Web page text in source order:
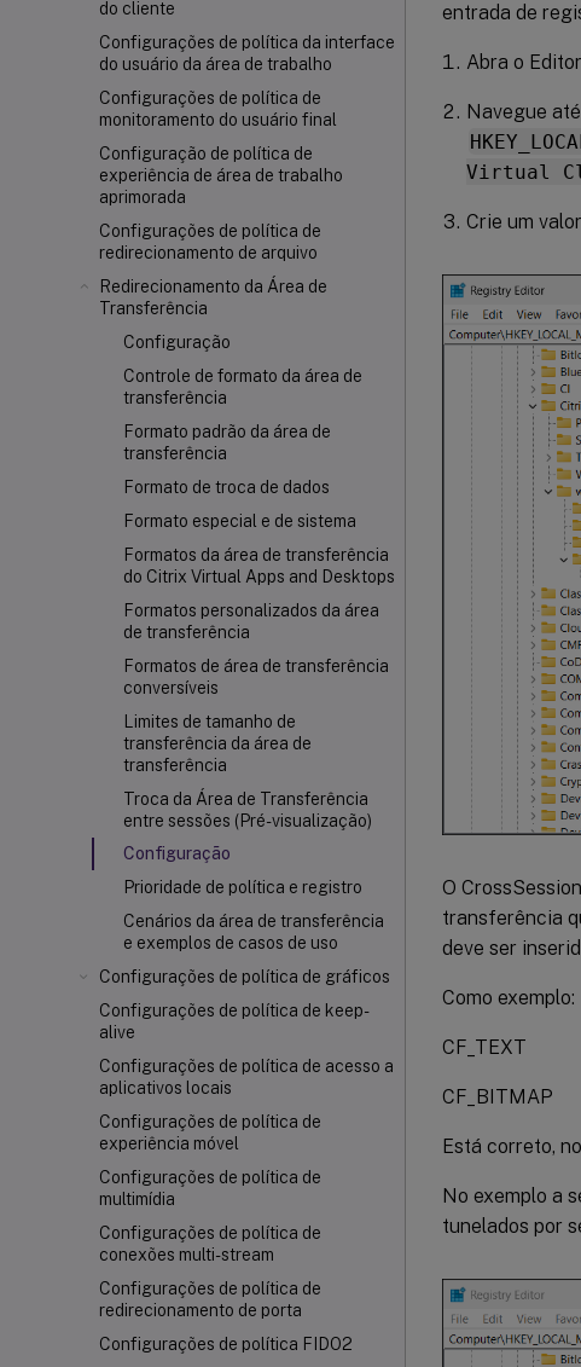
do cliente
Configurações de política da interface
do usuário da área de trabalho
Configurações de política de
monitoramento do usuário final
Configuração de política de
experiência de área de trabalho
aprimorada
Configurações de política de
redirecionamento de arquivo
Redirecionamento da Área de
Transferência
Configuração
Controle de formato da área de
transferência
Formato padrão da área de
transferência
Formato de troca de dados
Formato especial e de sistema
Formatos da área de transferência
do Citrix Virtual Apps and Desktops
Formatos personalizados da área
de transferência
Formatos de área de transferência
conversíveis
Limites de tamanho de
transferência da área de
transferência
Troca da Área de Transferência
entre sessões (Pré-visualização)
Configuração
Prioridade de política e registro
Cenários da área de transferência
e exemplos de casos de uso
Configurações de política de gráficos
Configurações de política de keep-
alive
Configurações de política de acesso a
aplicativos locais
Configurações de política de
experiência móvel
Configurações de política de
multimídia
Configurações de política de
conexões multi-stream
Configurações de política de
redirecionamento de porta
Configurações de política FIDO2
entrada de
Abra o
Navegue até
Virtual
Crie um
O
transferência
deve ser
Como exemplo:
CF_TEXT
CF_BITMAP
Está correto,
No exemplo a
tunelados por